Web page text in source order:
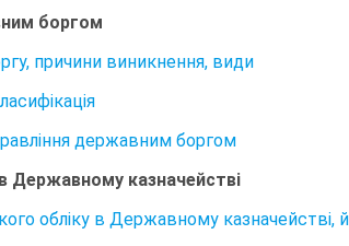
боргом
причини виникнення, види
державним боргом
Державному казначействі
обліку в Державному казначействі,